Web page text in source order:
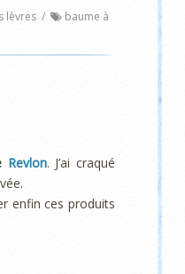
lèvres /
baume à
Revlon. J’ai craqué
enfin ces produits